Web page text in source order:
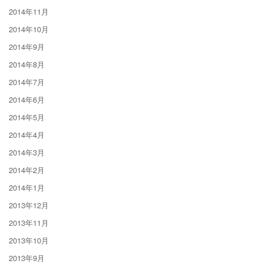
2014年11月
2014年10月
2014年9月
2014年8月
2014年7月
2014年6月
2014年5月
2014年4月
2014年3月
2014年2月
2014年1月
2013年12月
2013年11月
2013年10月
2013年9月